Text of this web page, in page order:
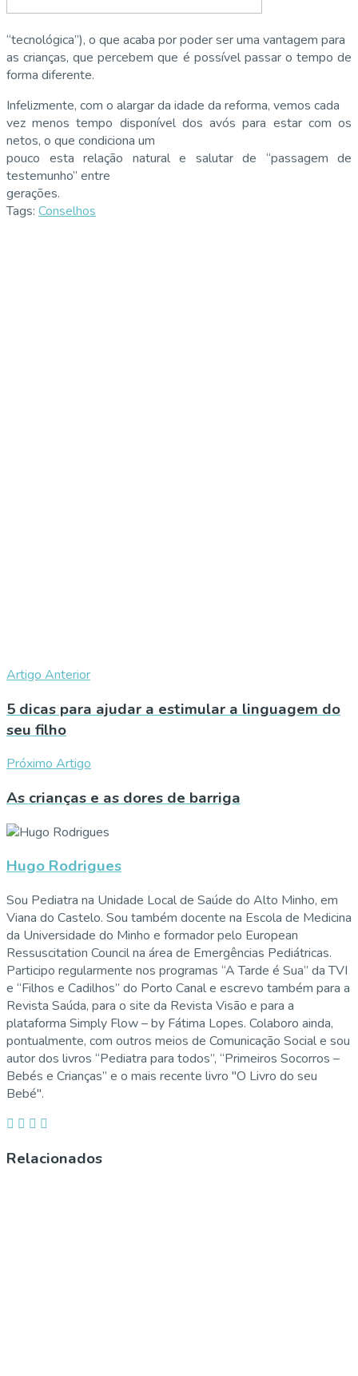
“tecnológica”), o que acaba por poder ser uma vantagem para
as crianças, que percebem que é possível passar o tempo de
forma diferente.
Infelizmente, com o alargar da idade da reforma, vemos cada
vez menos tempo disponível dos avós para estar com os
netos, o que condiciona um
pouco esta relação natural e salutar de “passagem de
testemunho” entre
gerações.
Tags: Conselhos
Artigo Anterior
5 dicas para ajudar a estimular a linguagem do
seu filho
Próximo Artigo
As crianças e as dores de barriga
Hugo Rodrigues
Sou Pediatra na Unidade Local de Saúde do Alto Minho, em
Viana do Castelo. Sou também docente na Escola de Medicina
da Universidade do Minho e formador pelo European
Ressuscitation Council na área de Emergências Pediátricas.
Participo regularmente nos programas “A Tarde é Sua” da TVI
e “Filhos e Cadilhos” do Porto Canal e escrevo também para a
Revista Saúda, para o site da Revista Visão e para a
plataforma Simply Flow – by Fátima Lopes. Colaboro ainda,
pontualmente, com outros meios de Comunicação Social e sou
autor dos livros “Pediatra para todos”, “Primeiros Socorros –
Bebés e Crianças” e o mais recente livro "O Livro do seu
Bebé".
Relacionados